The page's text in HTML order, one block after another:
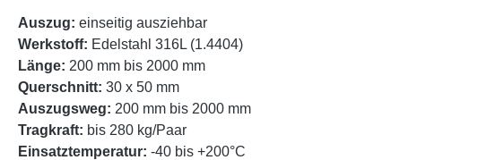
Auszug: einseitig ausziehbar
Werkstoff: Edelstahl 316L (1.4404)
Länge: 200 mm bis 2000 mm
Querschnitt: 30 x 50 mm
Auszugsweg: 200 mm bis 2000 mm
Tragkraft: bis 280 kg/Paar
Einsatztemperatur: -40 bis +200°C